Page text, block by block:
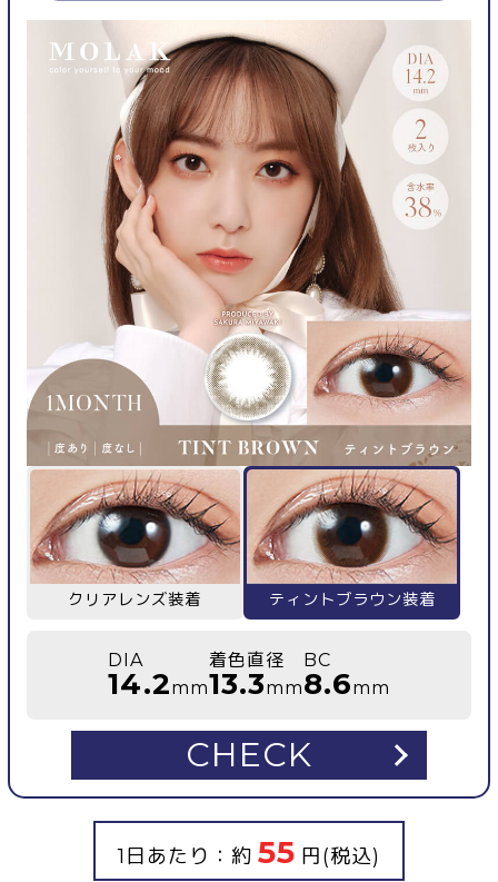
クリアレンズ装着 ティントブラウン装着
DIA
14.2mm
着色直径
13.3mm
BC
8.6mm
CHECK
1日あたり：約 55 円(税込)